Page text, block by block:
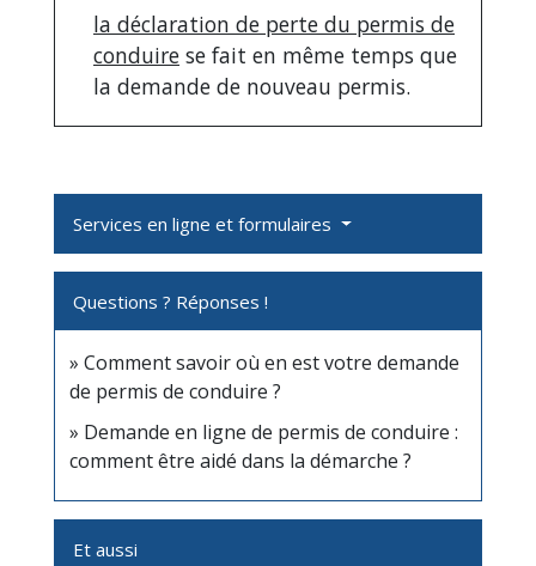
la déclaration de perte du permis de
conduire se fait en même temps que
la demande de nouveau permis.
Services en ligne et formulaires
Questions ? Réponses !
Comment savoir où en est votre demande
de permis de conduire ?
Demande en ligne de permis de conduire :
comment être aidé dans la démarche ?
Et aussi